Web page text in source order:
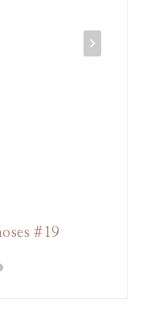
#19